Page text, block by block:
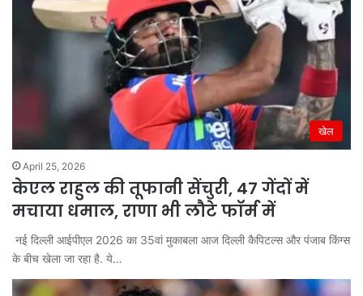
खेल
April 25, 2026
केएल राहुल की तूफानी सेंचुरी, 47 गेंदों में
मचाया धमाल, राणा भी लौटे फॉर्म में
नई दिल्ली आईपीएल 2026 का 35वां मुकाबला आज दिल्ली कैपिटल्स और पंजाब किंग्स
के बीच खेला जा रहा है. ये…